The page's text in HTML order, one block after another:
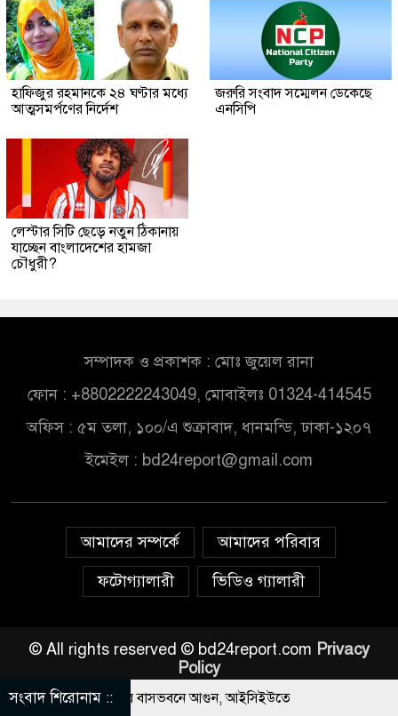
হাফিজুর রহমানকে ২৪ ঘণ্টার মধ্যে
আত্মসমর্পণের নির্দেশ
জরুরি সংবাদ সম্মেলন ডেকেছে
এনসিপি
লেস্টার সিটি ছেড়ে নতুন ঠিকানায়
যাচ্ছেন বাংলাদেশের হামজা
চৌধুরী?
সম্পাদক ও প্রকাশক : মোঃ জুয়েল রানা
ফোন : +8802222243049, মোবাইলঃ 01324-414545
অফিস : ৫ম তলা, ১০০/এ শুক্রাবাদ, ধানমন্ডি, ঢাকা-১২০৭
ইমেইল : bd24report@gmail.com
আমাদের সম্পর্কে
আমাদের পরিবার
ফটোগ্যালারী
ভিডিও গ্যালারী
© All rights reserved © bd24report.com Privacy
Policy
সংবাদ শিরোনাম ::
হাইকমিশনারের বাসভবনে আগুন, আইসিইউতে